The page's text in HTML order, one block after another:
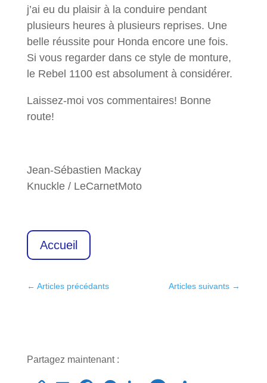
j’ai eu du plaisir à la conduire pendant
plusieurs heures à plusieurs reprises. Une
belle réussite pour Honda encore une fois.
Si vous regarder dans ce style de monture,
le Rebel 1100 est absolument à considérer.
Laissez-moi vos commentaires! Bonne
route!
Jean-Sébastien Mackay
Knuckle / LeCarnetMoto
Accueil
← Articles précédants Articles suivants →
Partagez maintenant :